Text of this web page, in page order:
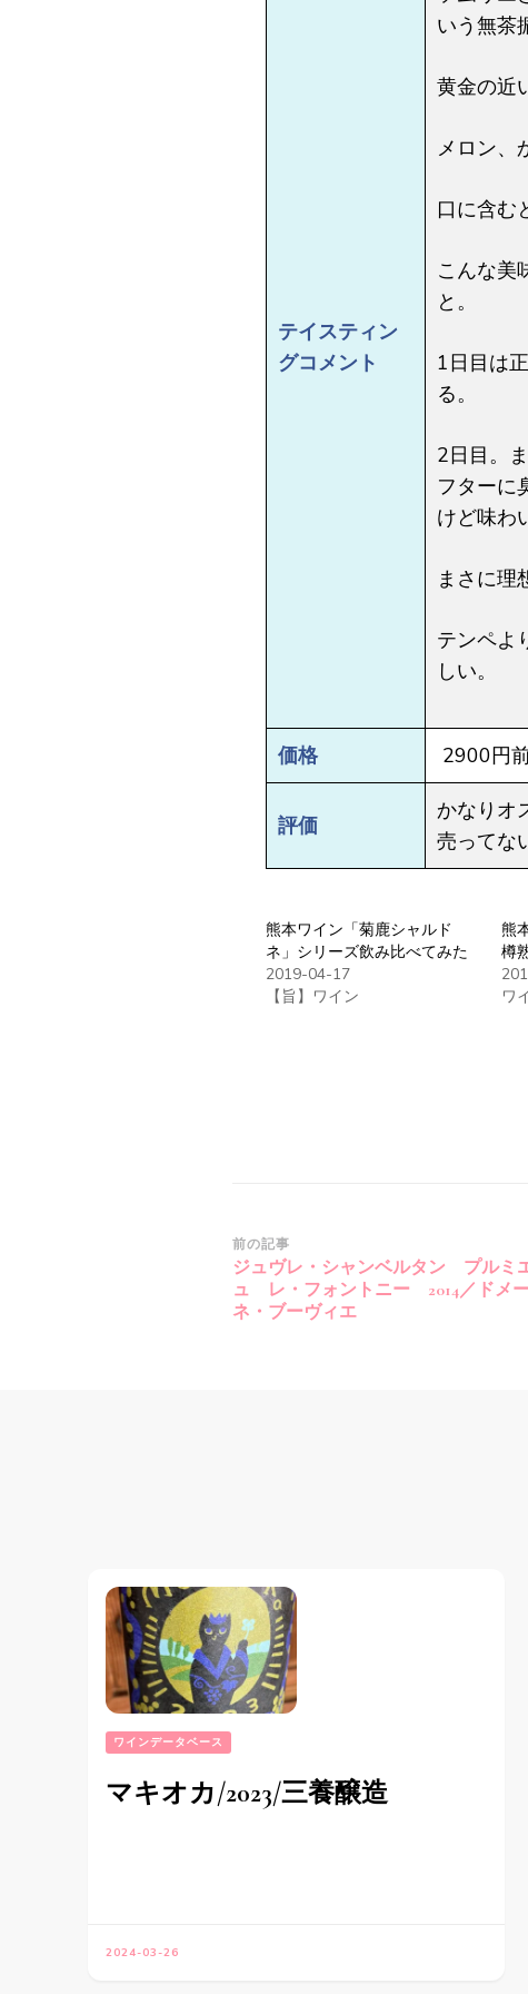
テイスティン
グコメント
いう無茶
黄金の近
メロン、
口に含む
こんな美
と。
1日目は
る。
2日目。
フターに
けど味わ
まさに理
テンペよ
しい。
価格 2900円
評価
かなりオ
売ってな
熊本ワイン「菊鹿シャルド
ネ」シリーズ飲み比べてみた
2019-04-17
【旨】ワイン
熊
樽
ワ
投
稿
ナ
前の記事
ジュヴレ・シャンベルタン プルミ
ュ レ・フォントニー 2014／ドメ
ネ・ブーヴィエ
ワインデータベース
マキオカ/2023/三養醸造
2024-03-26